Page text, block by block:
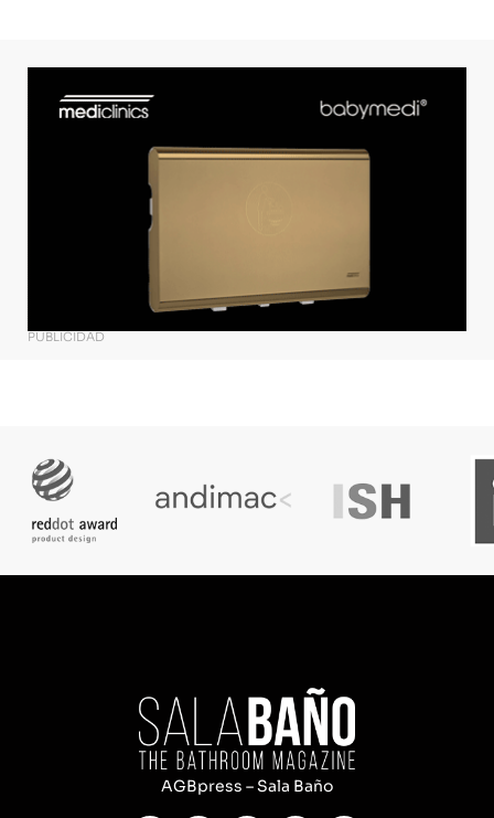
PUBLICIDAD
AGBpress – Sala Baño